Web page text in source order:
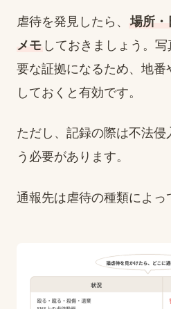
虐待を発見したら、 場所・
メモ しておきましょう。
要な証拠になるため、地
しておくと有効です。
ただし、記録の際は不法
う必要があります。
通報先は虐待の種類によっ